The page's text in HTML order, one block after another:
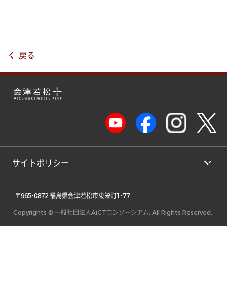
戻る
サイトポリシー
〒965-0872 福島県会津若松市東栄町1-77
Copyrights © 一般社団法人AiCTコンソーシアム, All Rights Reserved.